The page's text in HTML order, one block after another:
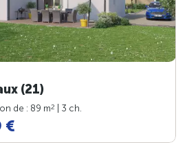
(21)
de : 89 m2
| 3 ch.
€